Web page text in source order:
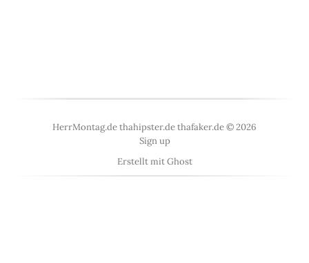
HerrMontag.de thahipster.de thafaker.de © 2026
Sign up
Erstellt mitGhost